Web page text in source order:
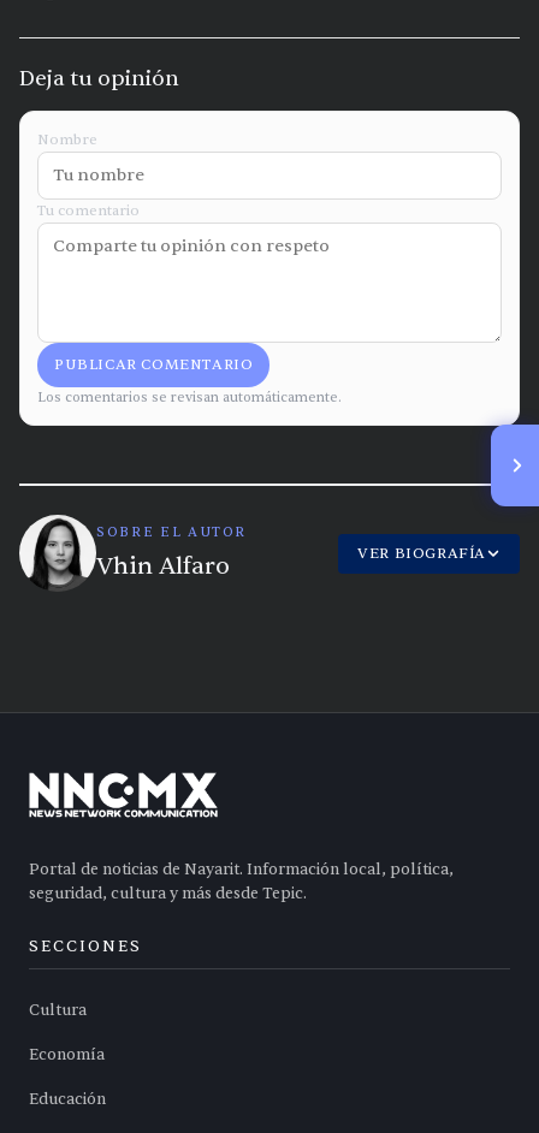
Deja tu opinión
Nombre
Tu comentario
PUBLICAR COMENTARIO
Los comentarios se revisan automáticamente.
SOBRE EL AUTOR
Vhin Alfaro VER BIOGRAFÍA
Portal de noticias de Nayarit. Información local, política,
seguridad, cultura y más desde Tepic.
SECCIONES
Cultura
Economía
Educación